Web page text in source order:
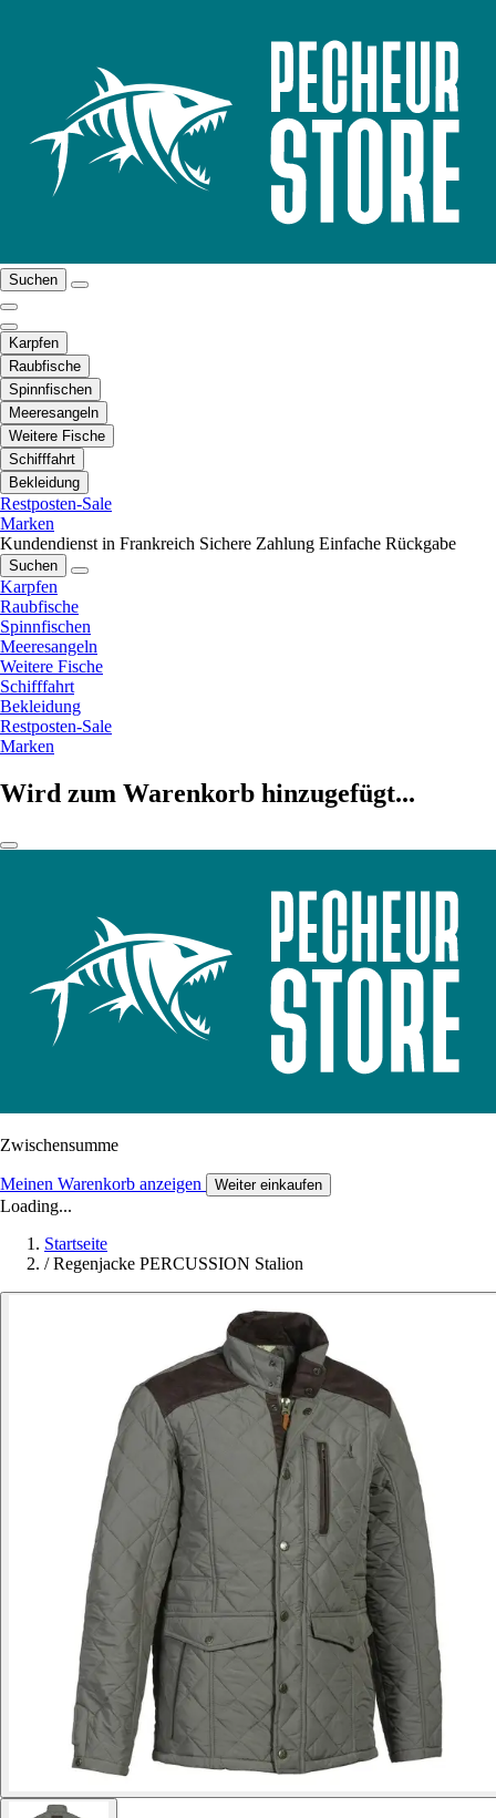
Suchen
Karpfen
Raubfische
Spinnfischen
Meeresangeln
Weitere Fische
Schifffahrt
Bekleidung
Restposten-Sale
Marken
Kundendienst in Frankreich Sichere Zahlung Einfache Rückgabe
Suchen
Karpfen
Raubfische
Spinnfischen
Meeresangeln
Weitere Fische
Schifffahrt
Bekleidung
Restposten-Sale
Marken
Wird zum Warenkorb hinzugefügt...
Zwischensumme
Meinen Warenkorb anzeigen Weiter einkaufen
Loading...
Startseite
/ Regenjacke PERCUSSION Stalion